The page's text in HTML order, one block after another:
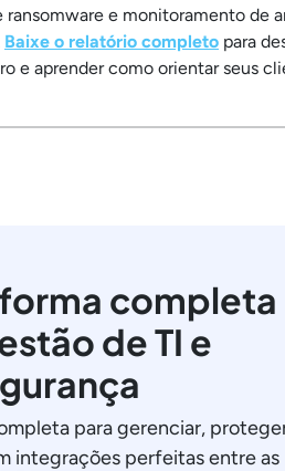
e monitoramento de
Baixe o relatório completo para
e aprender como orientar seus
completa
de TI e
para gerenciar,
integrações perfeitas entre as